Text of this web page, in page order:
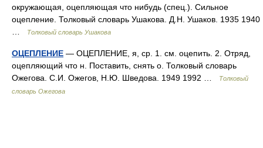
окружающая, оцепляющая что нибудь (спец.). Сильное
оцепление. Толковый словарь Ушакова. Д.Н. Ушаков. 1935 1940
Толковый словарь Ушакова
ОЦЕПЛЕНИЕ — ОЦЕПЛЕНИЕ, я, ср. 1. см. оцепить. 2. Отряд,
оцепляющий что н. Поставить, снять о. Толковый словарь
Ожегова. С.И. Ожегов, Н.Ю. Шведова. 1949 1992 …
Толковый
словарь Ожегова